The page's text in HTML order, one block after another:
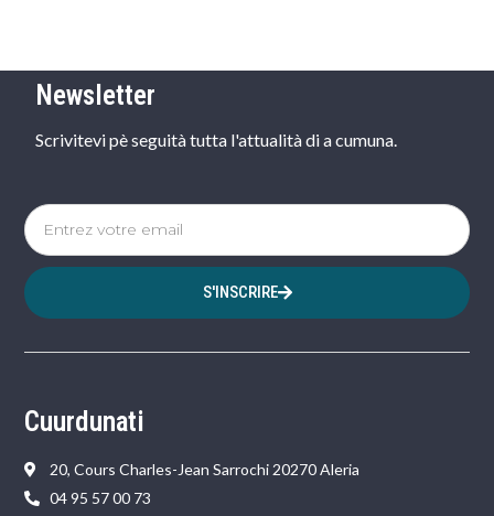
Newsletter
Scrivitevi pè seguità tutta l'attualità di a cumuna.
S'INSCRIRE
Cuurdunati
20, Cours Charles-Jean Sarrochi 20270 Aleria
04 95 57 00 73